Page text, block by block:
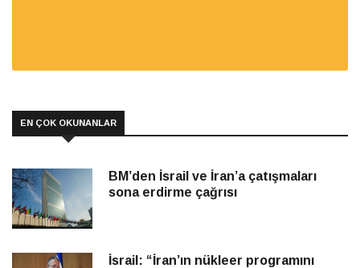
EN ÇOK OKUNANLAR
BM’den İsrail ve İran’a çatışmaları
sona erdirme çağrısı
İsrail: “İran’ın nükleer programını